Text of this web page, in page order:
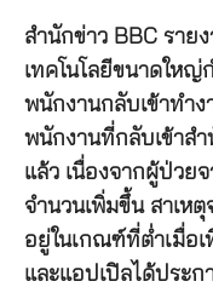
สำนักข่าว BBC ราย
เทคโนโลยีขนาดใหญ่
พนักงานกลับเข้าทำง
พนักงานที่กลับเข้าส
แล้ว เนื่องจากผู้ป่วยจ
จำนวนเพิ่มขึ้น สาเห
อยู่ในเกณฑ์ที่ต่ำเมื่อ
และแอปเปิลได้ประก